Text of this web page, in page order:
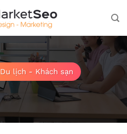
Du lịch - Khách sạn